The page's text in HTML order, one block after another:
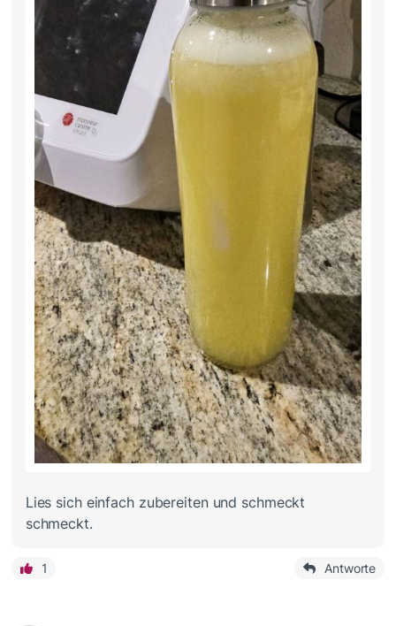
Lies sich einfach zubereiten und schmeckt
schmeckt.
1 Antworte